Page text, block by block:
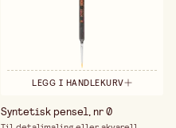
LEGG I HANDLEKURV
Syntetisk pensel, nr 0